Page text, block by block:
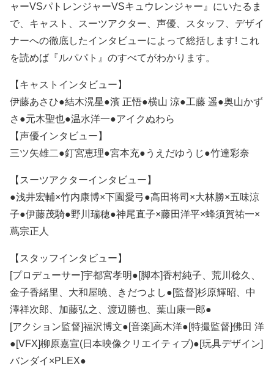
ャーVSパトレンジャーVSキュウレンジャー』にいたるま
で、キャスト、スーツアクター、声優、スタッフ、デザイ
ナーへの徹底したインタビューによって総括します! これ
を読めば『ルパパト』のすべてがわかります。
【キャストインタビュー】
伊藤あさひ●結木滉星●濱 正悟●横山 涼●工藤 遥●奥山かず
さ●元木聖也●温水洋一●アイクぬわら
【声優インタビュー】
三ツ矢雄二●釘宮恵理●宮本充●うえだゆうじ●竹達彩奈
【スーツアクターインタビュー】
●浅井宏輔×竹内康博×下園愛弓●高田将司×大林勝×五味涼
子●伊藤茂騎●野川瑞穂●神尾直子×藤田洋平×蜂須賀祐一×
蔦宗正人
【スタッフインタビュー】
[プロデューサー]宇都宮孝明●[脚本]香村純子、荒川稔久、
金子香緒里、大和屋暁、きだつよし●[監督]杉原輝昭、中
澤祥次郎、加藤弘之、渡辺勝也、葉山康一郎●
[アクション監督]福沢博文●[音楽]高木洋●[特撮監督]佛田 洋
●[VFX]柳原嘉宣(日本映像クリエイティブ)●[玩具デザイン]
バンダイ×PLEX●